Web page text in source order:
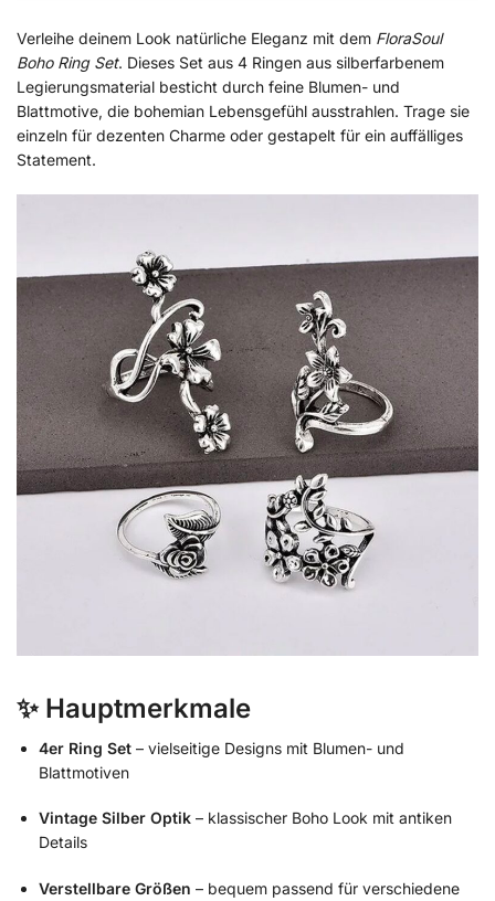
Verleihe deinem Look natürliche Eleganz mit dem FloraSoul
Boho Ring Set. Dieses Set aus 4 Ringen aus silberfarbenem
Legierungsmaterial besticht durch feine Blumen- und
Blattmotive, die bohemian Lebensgefühl ausstrahlen. Trage sie
einzeln für dezenten Charme oder gestapelt für ein auffälliges
Statement.
✨ Hauptmerkmale
4er Ring Set – vielseitige Designs mit Blumen- und
Blattmotiven
Vintage Silber Optik – klassischer Boho Look mit antiken
Details
Verstellbare Größen – bequem passend für verschiedene